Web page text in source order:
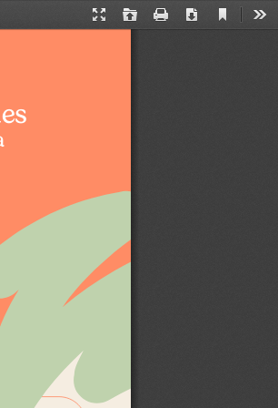
Presentation
Open Print Download
Current